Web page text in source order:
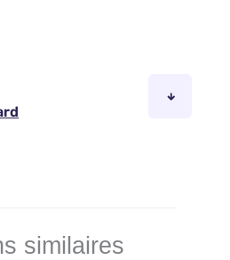
similaires